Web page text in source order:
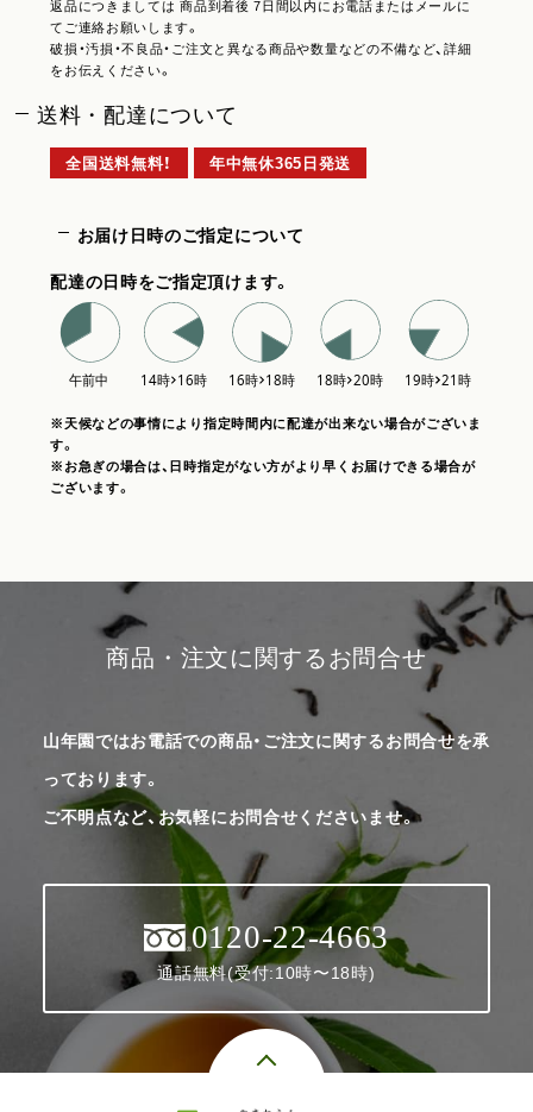
返品につきましては 商品到着後 7日間以内にお電話またはメールに
てご連絡お願いします。
破損・汚損・不良品・ご注文と異なる商品や数量などの不備など、詳細
をお伝えください。
送料・配達について
全国送料無料！ 年中無休365日発送
お届け日時のご指定について
配達の日時をご指定頂けます。
※天候などの事情により指定時間内に配達が出来ない場合がございま
す。
※お急ぎの場合は、日時指定がない方がより早くお届けできる場合が
ございます。
商品・注文に関するお問合せ
山年園ではお電話での商品・ご注文に関するお問合せを承
っております。
ご不明点など、お気軽にお問合せくださいませ。
0120-22-4663
通話無料(受付:10時〜18時)